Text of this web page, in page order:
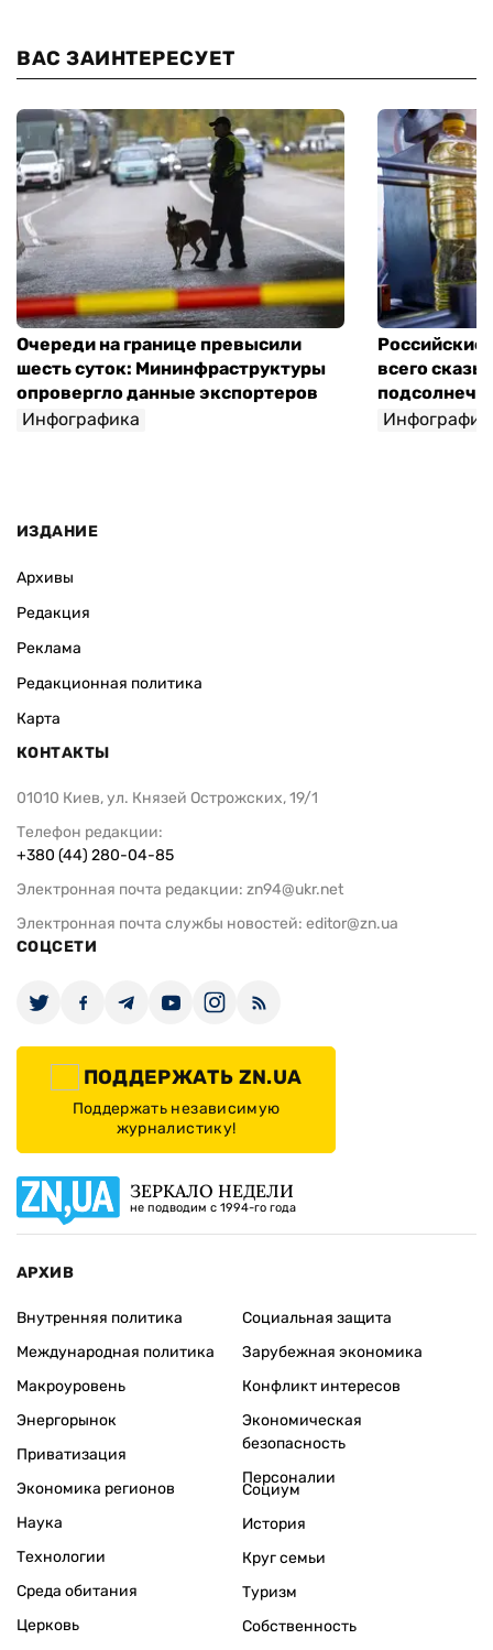
ВАС ЗАИНТЕРЕСУЕТ
Очереди на границе превысили
шесть суток: Мининфраструктуры
опровергло данные экспортеров
Инфографика
Российские
всего
ИЗДАНИЕ
Архивы
Редакция
Реклама
Редакционная политика
Карта
КОНТАКТЫ
01010 Киев, ул. Князей Острожских, 19/1
Телефон редакции:
+380 (44) 280-04-85
Электронная почта редакции: zn94@ukr.net
Электронная почта службы новостей: editor@zn.ua
СОЦСЕТИ
ПОДДЕРЖАТЬ ZN.UA
Поддержать независимую
журналистику!
ЗЕРКАЛО НЕДЕЛИ
не подводим с 1994-го года
АРХИВ
Внутренняя политика
Международная политика
Макроуровень
Энергорынок
Приватизация
Экономика регионов
Социальная защита
Зарубежная экономика
Конфликт интересов
Экономическая
безопасность
Персоналии
Наука
Технологии
Среда обитания
Церковь
Социум
История
Круг семьи
Туризм
Собственность